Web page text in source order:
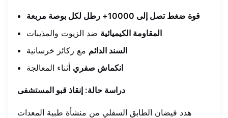
قوة ضغط تصل إلى 10000+ رطل لكل بوصة مربعة
المقاومة الكيميائية ضد الزيوت والمذيبات
السند الدائم مع ركائز خرسانية
انكماش صفري أثناء المعالجة
دراسة حالة: إنقاذ قبو المستشفى
هدد فيضان الطابق السفلي من منشأة طبية المعدات